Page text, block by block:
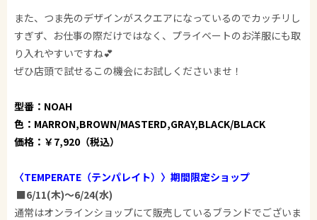
また、つま先のデザインがスクエアになっているのでカッチリし
すぎず、お仕事の際だけではなく、プライベートのお洋服にも取
り入れやすいですね💕
ぜひ店頭で試せるこの機会にお試しくださいませ！
型番：NOAH
色：MARRON,BROWN/MASTERD,GRAY,BLACK/BLACK
価格：￥7,920（税込）
〈TEMPERATE（テンパレイト）〉期間限定ショップ
■6/11(木)～6/24(水)
通常はオンラインショップにて販売しているブランドでございま